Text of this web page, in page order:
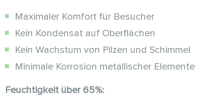
Maximaler Komfort für Besucher
Kein Kondensat auf Oberflächen
Kein Wachstum von Pilzen und Schimmel
Minimale Korrosion metallischer Elemente
Feuchtigkeit über 65%: